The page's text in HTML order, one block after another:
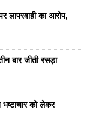
लापरवाही का आरोप,
बार जीती रसड़ा
को लेकर